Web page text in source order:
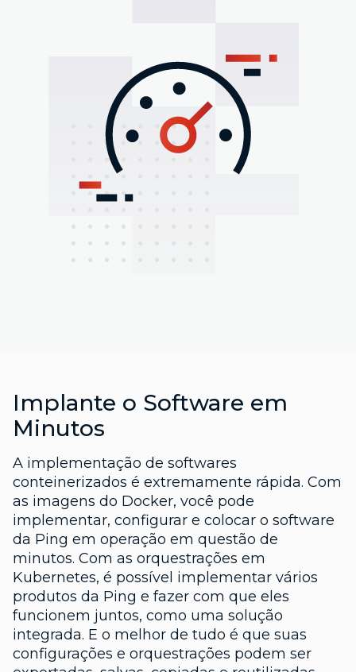
Implante o Software em
Minutos
A implementação de softwares
conteinerizados é extremamente rápida. Com
as imagens do Docker, você pode
implementar, configurar e colocar o software
da Ping em operação em questão de
minutos. Com as orquestrações em
Kubernetes, é possível implementar vários
produtos da Ping e fazer com que eles
funcionem juntos, como uma solução
integrada. E o melhor de tudo é que suas
configurações e orquestrações podem ser